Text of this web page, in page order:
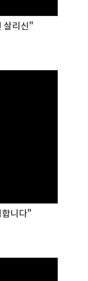
살리신"
니다"